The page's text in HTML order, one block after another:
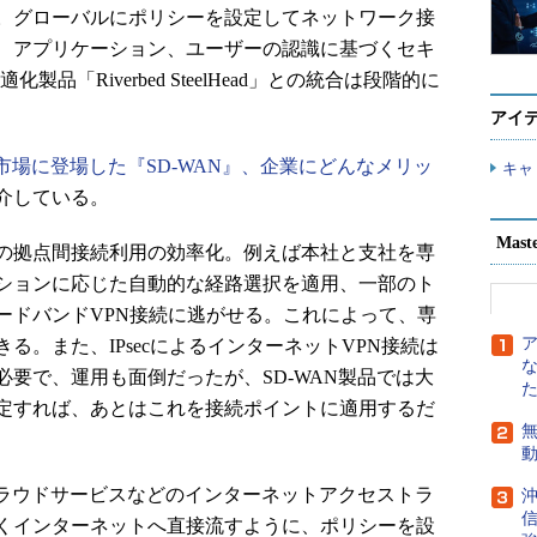
グローバルにポリシーを設定してネットワーク接
アプリケーション、ユーザーの認識に基づくセキ
製品「Riverbed SteelHead」との統合は段階的に
場に登場した『SD-WAN』、企業にどんなメリッ
している。
点間接続利用の効率化。例えば本社と支社を専
ョンに応じた自動的な経路選択を適用、一部のト
ドバンドVPN接続に逃がせる。これによって、専
。また、IPsecによるインターネットVPN接続は
要で、運用も面倒だったが、SD-WAN製品では大
すれば、あとはこれを接続ポイントに適用するだ
ドサービスなどのインターネットアクセストラ
インターネットへ直接流すように、ポリシーを設
アイ
キ